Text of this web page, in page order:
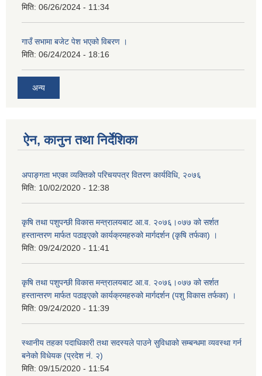
मिति: 06/26/2024 - 11:34
गाउँ सभामा बजेट पेश भएको विबरण ।
मिति: 06/24/2024 - 18:16
अन्य
ऐन, कानुन तथा निर्देशिका
अपाङ्गता भएका व्यक्तिको परिचयपत्र वितरण कार्यविधि, २०७६
मिति: 10/02/2020 - 12:38
कृषि तथा पशुपन्छी विकास मन्त्रालयबाट आ.व. २०७६।०७७ को सर्शत
हस्तान्तरण मार्फत पठाइएको कार्यक्रमहरुको मार्गदर्शन (कृषि तर्फका) ।
मिति: 09/24/2020 - 11:41
कृषि तथा पशुपन्छी विकास मन्त्रालयबाट आ.व. २०७६।०७७ को सर्शत
हस्तान्तरण मार्फत पठाइएको कार्यक्रमहरुको मार्गदर्शन (पशु विकास तर्फका) ।
मिति: 09/24/2020 - 11:39
स्थानीय तहका पदाधिकारी तथा सदस्यले पाउने सुविधाको सम्बन्धमा व्यवस्था गर्न
बनेको विधेयक (प्रदेश नं. २)
मिति: 09/15/2020 - 11:54